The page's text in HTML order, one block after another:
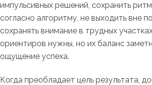
импульсивных решений, сохранить
согласно алгоритму, не выходить вне
сохранять внимание в трудных
ориентиров нужны, но их баланс
ощущение успеха.
Когда преобладает цель результата,